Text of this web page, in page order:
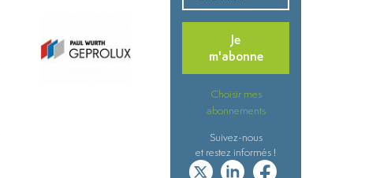
Je
m'abonne
Choisir mes
abonnements
Suivez-nous
et restez informés !